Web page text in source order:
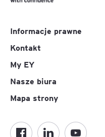
Informacje prawne
Kontakt
My EY
Nasze biura
Mapa strony